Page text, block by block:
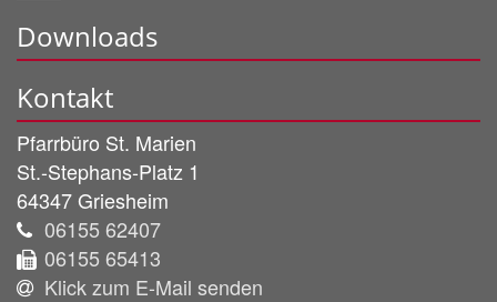
Downloads
Kontakt
Pfarrbüro St. Marien
St.-Stephans-Platz 1
64347Griesheim
06155 62407
06155 65413
Klick zum E-Mail senden